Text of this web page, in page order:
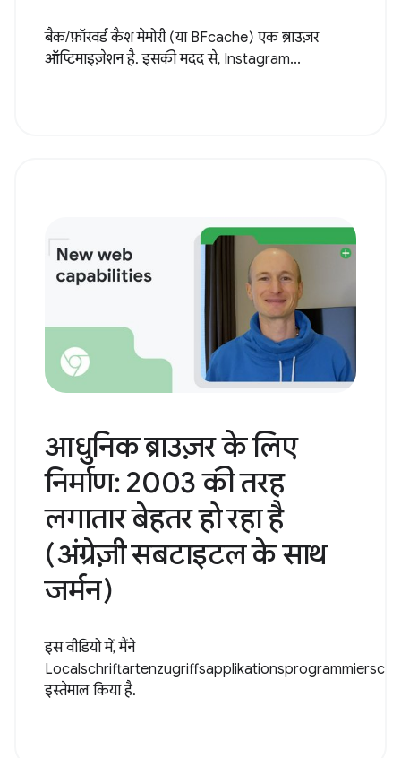
बैक/फ़ॉरवर्ड कैश मेमोरी (या BFcache) एक ब्राउज़र
ऑप्टिमाइज़ेशन है. इसकी मदद से, Instagram...
आधुनिक ब्राउज़र के लिए
निर्माण: 2003 की तरह
लगातार बेहतर हो रहा है
(अंग्रेज़ी सबटाइटल के साथ
जर्मन)
इस वीडियो में, मैंने
इस्तेमाल किया है.